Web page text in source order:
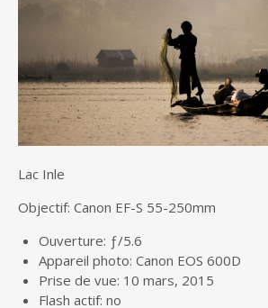
Lac Inle
Objectif: Canon EF-S 55-250mm
Ouverture: ƒ/5.6
Appareil photo: Canon EOS 600D
Prise de vue: 10 mars, 2015
Flash actif: no